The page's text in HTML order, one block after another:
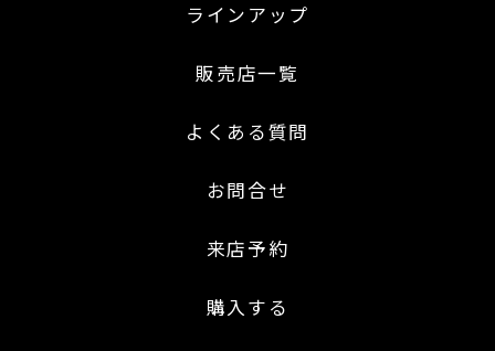
ラインアップ
販売店一覧
よくある質問
お問合せ
来店予約
購入する